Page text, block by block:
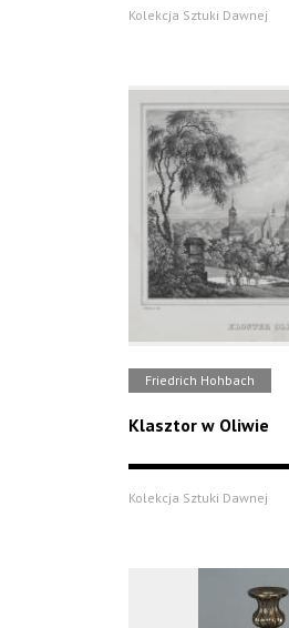
Kolekcja Sztuki Dawnej
Friedrich Hohbach
Klasztor w Oliwie
Kolekcja Sztuki Dawnej